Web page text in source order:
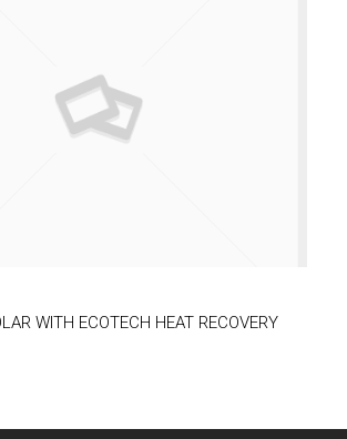
WITH ECOTECH HEAT RECOVERY